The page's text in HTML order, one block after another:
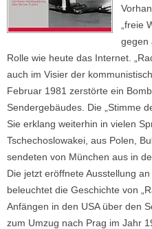
„freie
gegen
Rolle wie heute das Internet.
auch im Visier der
Februar 1981 zerstörte ein
Sendergebäudes. Die „Stimme
Sie erklang weiterhin in vielen
Tschechoslowakei, aus Polen,
sendeten von München aus in
Die jetzt eröffnete Ausstellung
beleuchtet die Geschichte von
Anfängen in den USA über den
zum Umzug nach Prag im Jahr